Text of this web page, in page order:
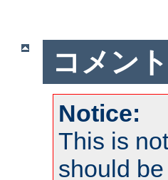
コメント
Notice:
This is
should